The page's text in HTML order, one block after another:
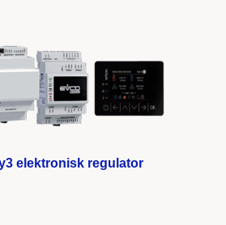
elektronisk regulator